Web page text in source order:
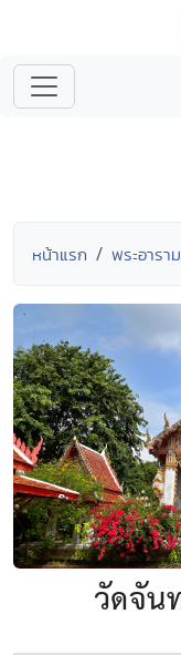
หน้าแรก พระอารา
วัดจั